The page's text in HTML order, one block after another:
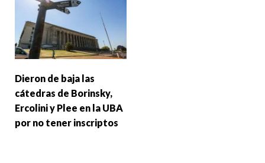
Dieron de baja las
cátedras de Borinsky,
Ercolini y Plee en la UBA
por no tener inscriptos